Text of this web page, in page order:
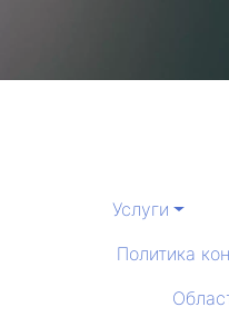
Услуги
Политика